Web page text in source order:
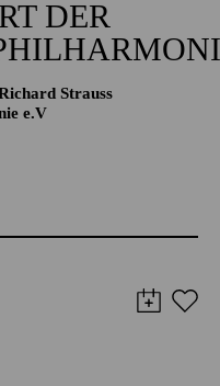
DER
Strauss
e.V